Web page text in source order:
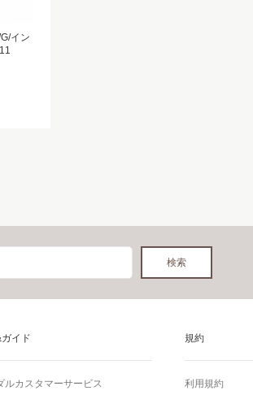
イン
イド
ルカスタマーサービス
規約
利用規約